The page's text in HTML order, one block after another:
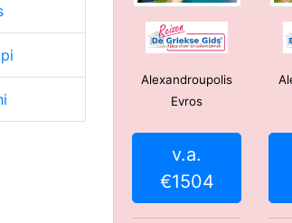
Alexandroupolis
Evros
v.a.
€1504